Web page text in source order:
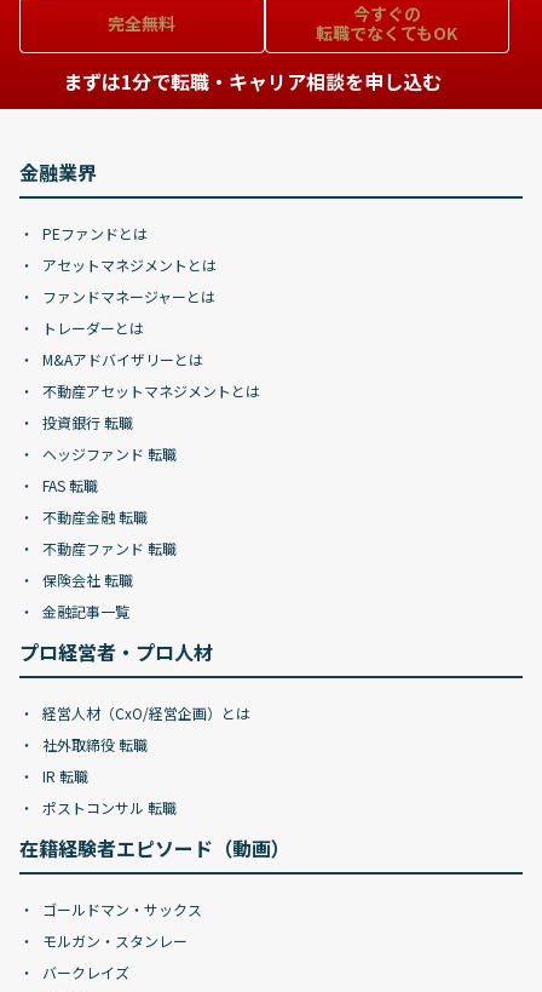
完全無料
今すぐの
転職でなくてもOK
まずは1分で転職・キャリア相談を申し込む
金融業界
PEファンドとは
アセットマネジメントとは
ファンドマネージャーとは
トレーダーとは
M&Aアドバイザリーとは
不動産アセットマネジメントとは
投資銀行 転職
ヘッジファンド 転職
FAS 転職
不動産金融 転職
不動産ファンド 転職
保険会社 転職
金融記事一覧
プロ経営者・プロ人材
経営人材（CxO/経営企画）とは
社外取締役 転職
IR 転職
ポストコンサル 転職
在籍経験者エピソード（動画）
ゴールドマン・サックス
モルガン・スタンレー
バークレイズ